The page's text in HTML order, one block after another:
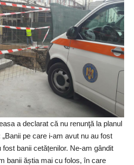
a declarat că nu renunţă la planul
pe care i-am avut nu au fost
banii cetățenilor. Ne-am gândit
banii ăștia mai cu folos, în care